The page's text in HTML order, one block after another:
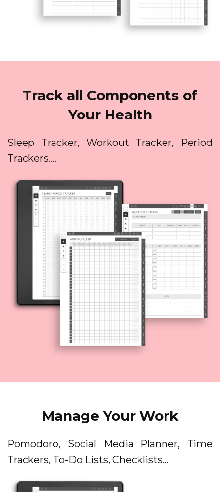
Track all Components of
Your Health
Sleep Tracker, Workout Tracker, Period
Trackers....
Manage Your Work
Pomodoro, Social Media Planner, Time
Trackers, To-Do Lists, Checklists...